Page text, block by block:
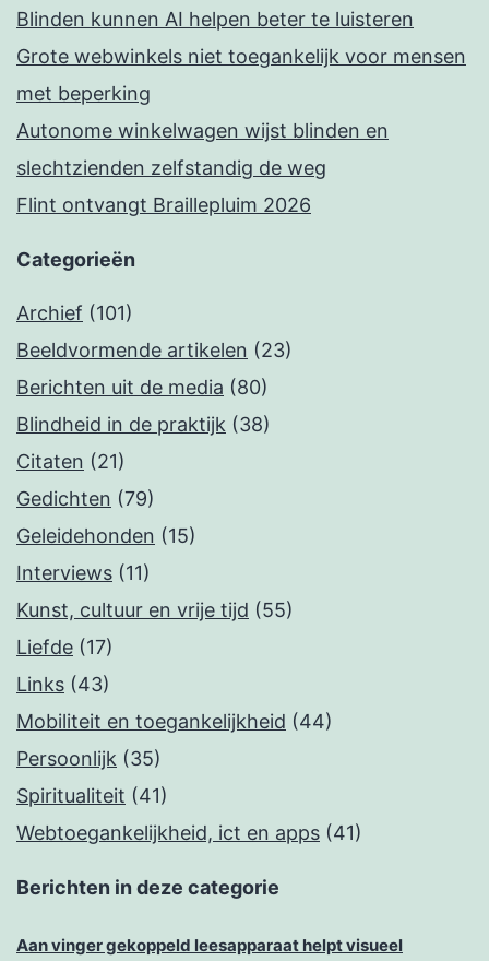
Blinden kunnen AI helpen beter te luisteren
Grote webwinkels niet toegankelijk voor mensen
met beperking
Autonome winkelwagen wijst blinden en
slechtzienden zelfstandig de weg
Flint ontvangt Braillepluim 2026
Categorieën
Archief (101)
Beeldvormende artikelen (23)
Berichten uit de media (80)
Blindheid in de praktijk (38)
Citaten (21)
Gedichten (79)
Geleidehonden (15)
Interviews (11)
Kunst, cultuur en vrije tijd (55)
Liefde (17)
Links (43)
Mobiliteit en toegankelijkheid (44)
Persoonlijk (35)
Spiritualiteit (41)
Webtoegankelijkheid, ict en apps (41)
Berichten in deze categorie
Aan vinger gekoppeld leesapparaat helpt visueel